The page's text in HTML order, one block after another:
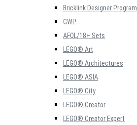
Bricklink Designer Program
GWP
AFOL/18+ Sets
LEGO® Art
LEGO® Architectures
LEGO® ASIA
LEGO® City
LEGO® Creator
LEGO® Creator Expert